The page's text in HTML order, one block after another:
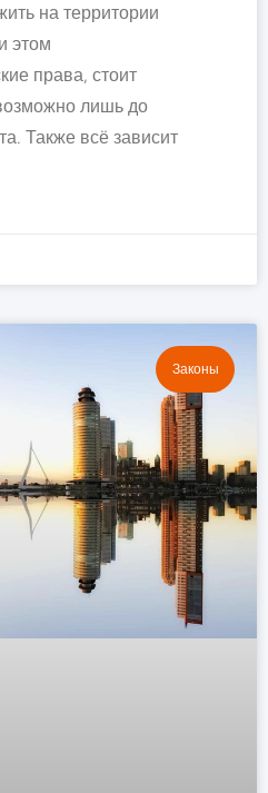
на территории
этом
права, стоит
лишь до
Также всё зависит
Законы